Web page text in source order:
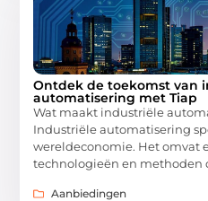
Ontdek de toekomst van
automatisering met Tiap
Wat maakt industriële
Industriële automatisering
wereldeconomie. Het omvat
technologieën en methoden
Aanbiedingen